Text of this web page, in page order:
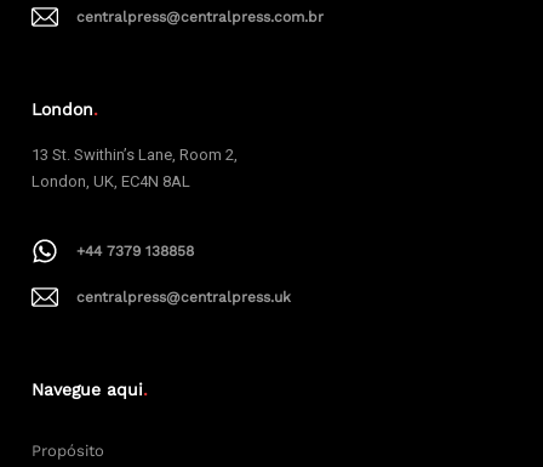
centralpress@centralpress.com.br
London.
13 St. Swithin’s Lane, Room 2,
London, UK, EC4N 8AL
+44 7379 138858
centralpress@centralpress.uk
Navegue aqui.
Propósito